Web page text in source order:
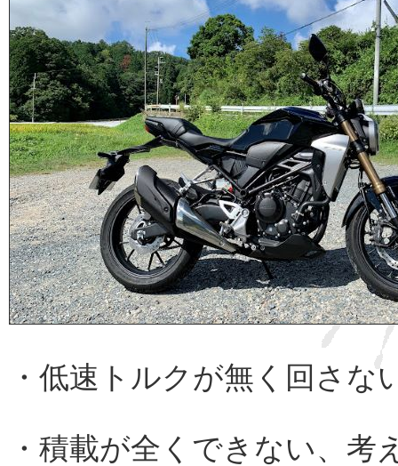
・低速トルクが無く回さな
・積載が全くできない、考